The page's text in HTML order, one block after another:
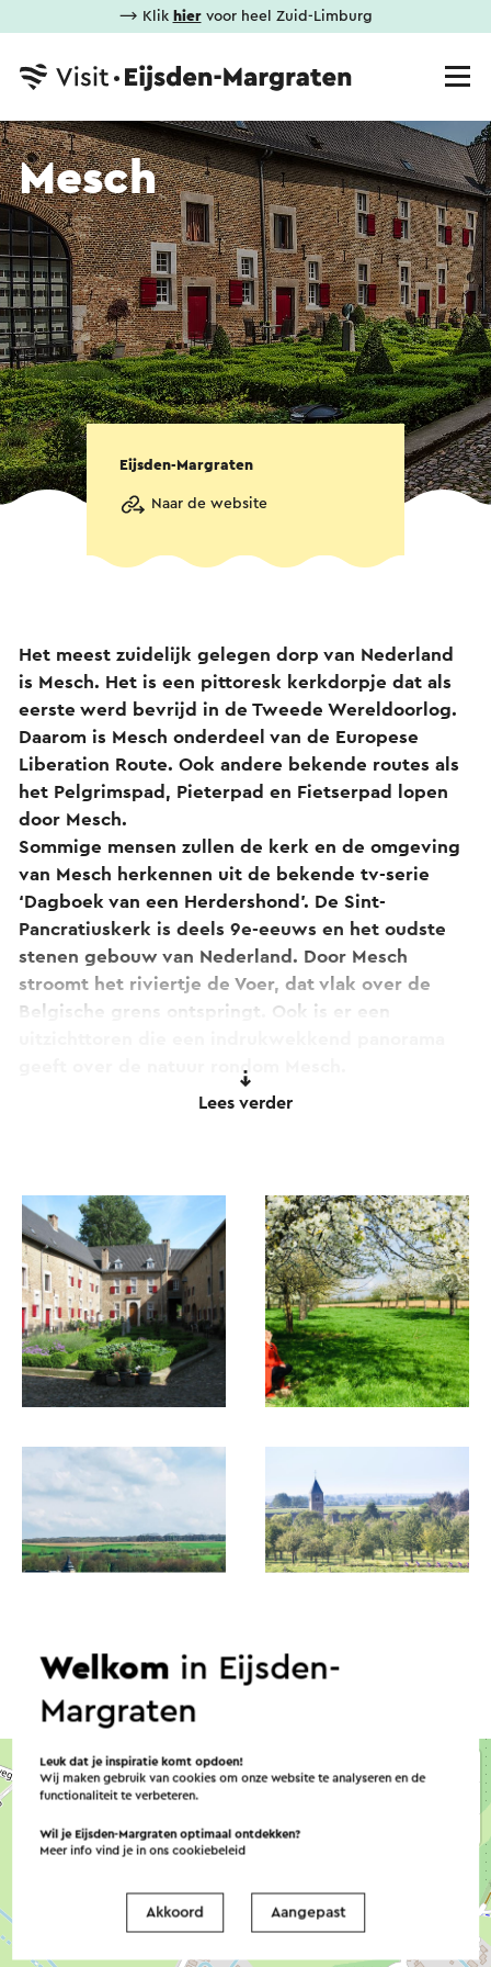
⟶ Klik hiervoor heel Zuid-Limburg
Mesch
Eijsden-Margraten
Naar de website
Het meest zuidelijk gelegen dorp van Nederland
is Mesch. Het is een pittoresk kerkdorpje dat als
eerste werd bevrijd in de Tweede Wereldoorlog.
Daarom is Mesch onderdeel van de Europese
Liberation Route. Ook andere bekende routes als
het Pelgrimspad, Pieterpad en Fietserpad lopen
door Mesch.
Sommige mensen zullen de kerk en de omgeving
van Mesch herkennen uit de bekende tv-serie
‘Dagboek van een Herdershond’. De Sint-
Pancratiuskerk is deels 9e-eeuws en het oudste
stenen gebouw van Nederland. Door Mesch
stroomt het riviertje de Voer, dat vlak over de
Belgische grens ontspringt. Ook is er een
geeft over de natuur rondom Mesch.
Lees verder
Welkom in Eijsden-
Margraten
Leuk dat je inspiratie komt opdoen!
Wij maken gebruik van cookies om onze website te analyseren en de
functionaliteit te verbeteren.
Wil je Eijsden-Margraten optimaal ontdekken?
Meer info vind je in onscookiebeleid
Akkoord Aangepast